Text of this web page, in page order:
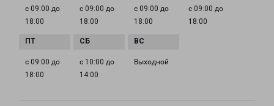
с 09:00 до
18:00
с 09:00 до
18:00
с 09:00 до
18:00
с 09:00 до
18:00
с 09:00 до
18:00
с 10:00 до
14:00
Выходной